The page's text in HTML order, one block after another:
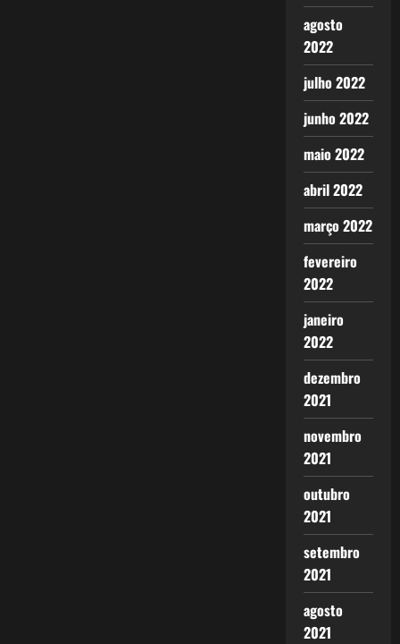
agosto
2022
julho 2022
junho 2022
maio 2022
abril 2022
março 2022
fevereiro
2022
janeiro
2022
dezembro
2021
novembro
2021
outubro
2021
setembro
2021
agosto
2021